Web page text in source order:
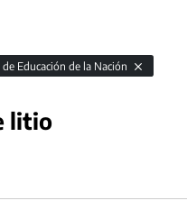
Educación de la Nación
litio